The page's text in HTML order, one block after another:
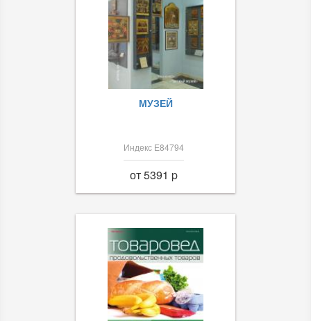
МУЗЕЙ
Индекс Е84794
от 5391 p